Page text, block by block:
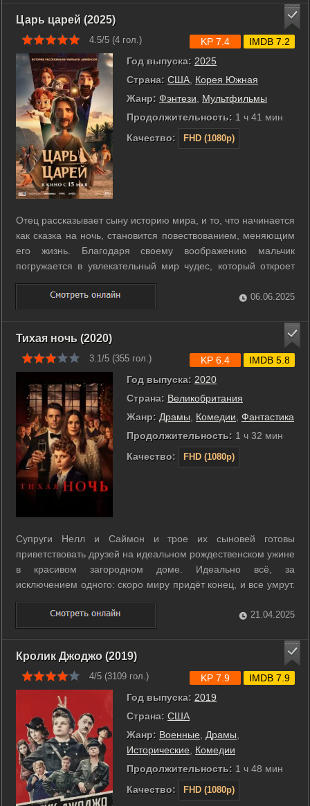
Царь царей (2025)
4.5/5 (4 гол.)
Год выпуска: 2025
Страна: США Корея Южная
Жанр: Фэнтези
Мультфильмы
Продолжительность: 1 ч 41 мин
Качество:
FHD (1080p)
KP 7.4 IMDB 7.2
Отец рассказывает сыну историю мира, и то, что начинается
как сказка на ночь, становится повествованием, меняющим
его жизнь. Благодаря своему воображению мальчик
погружается в увлекательный мир чудес, который откроет
для него непреходящую силу надежды и любви. ...
06.06.2025
Тихая ночь (2020)
3.1/5 (355 гол.)
Год выпуска: 2020
Страна: Великобритания
Жанр: Драмы Комедии Фантастика
Продолжительность: 1 ч 32 мин
Качество:
FHD (1080p)
KP 6.4 IMDB 5.8
Супруги Нелл и Саймон и трое их сыновей готовы
приветствовать друзей на идеальном рождественском ужине
в красивом загородном доме. Идеально всё, за
исключением одного: скоро миру придёт конец, и все умрут.
...
21.04.2025
Кролик Джоджо (2019)
4/5 (3109 гол.)
Год выпуска: 2019
Страна: США
Жанр: Военные Драмы
Исторические
Комедии
Продолжительность: 1 ч 48 мин
Качество:
FHD (1080p)
KP 7.9 IMDB 7.9